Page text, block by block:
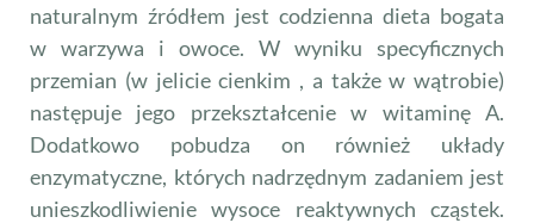
naturalnym źródłem jest codzienna dieta bogata
w warzywa i owoce. W wyniku specyficznych
przemian (w jelicie cienkim , a także w wątrobie)
następuje jego przekształcenie w witaminę A.
Dodatkowo pobudza on również układy
enzymatyczne, których nadrzędnym zadaniem jest
unieszkodliwienie wysoce reaktywnych cząstek.